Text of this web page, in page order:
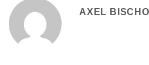
AXEL